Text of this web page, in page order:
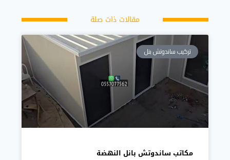
مقالات ذات صلة
تركيب ساندوتش بنل
مكاتب ساندوتش بانل النهضة